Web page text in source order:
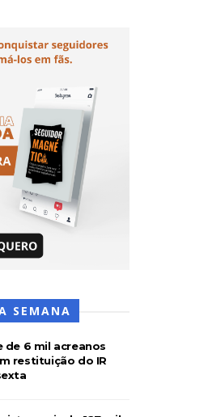
SEMANA
de 6 mil acreanos
restituição do IR